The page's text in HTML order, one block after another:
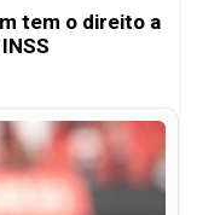
tem o direito a